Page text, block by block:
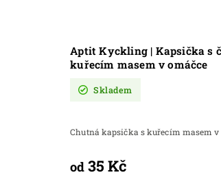
Aptit Kyckling | Kapsička s
kuřecím masem v omáčce
Skladem
od 35 Kč
Chutná kapsička s kuřecím masem v